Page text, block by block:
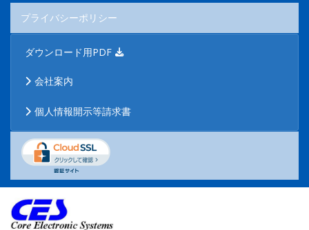
プライバシーポリシー
ダウンロード用PDF
会社案内
個人情報開示等請求書